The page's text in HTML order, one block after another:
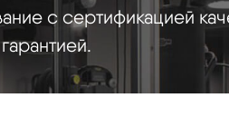
с сертификацией
гарантией.